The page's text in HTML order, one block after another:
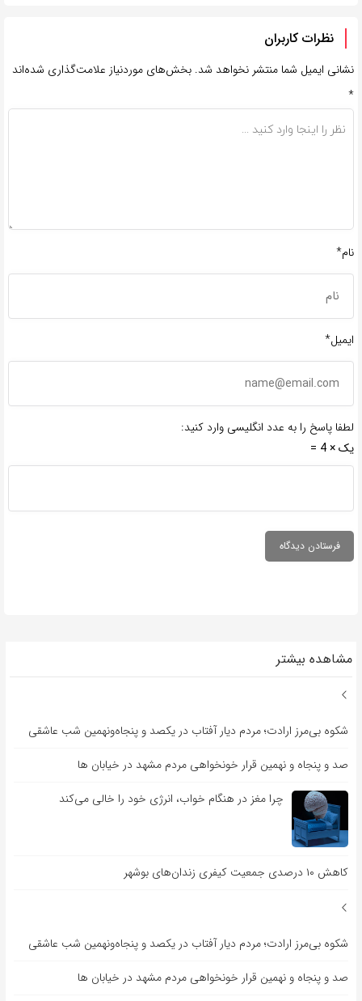
نظرات کاربران
نشانی ایمیل شما منتشر نخواهد شد. بخش‌های موردنیاز علامت‌گذاری شده‌اند
*
نام*
ایمیل*
لطفا پاسخ را به عدد انگلیسی وارد کنید:
یک × 4 =
مشاهده بیشتر
شکوه بی‌مرز ارادت؛ مردم دیار آفتاب در یکصد و پنجاه‌ونهمین شب عاشقی
صد و پنجاه و نهمین قرار خونخواهی مردم مشهد در خیابان ها
چرا مغز در هنگام خواب، انرژی خود را خالی می‌کند
کاهش ۱۰ درصدی جمعیت کیفری زندان‌های بوشهر
شکوه بی‌مرز ارادت؛ مردم دیار آفتاب در یکصد و پنجاه‌ونهمین شب عاشقی
صد و پنجاه و نهمین قرار خونخواهی مردم مشهد در خیابان ها